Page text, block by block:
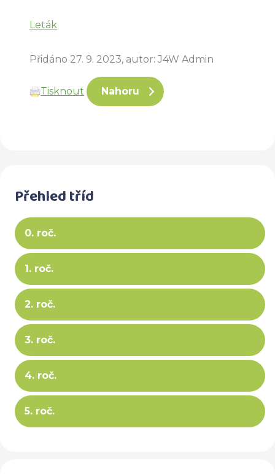
Leták
Přidáno 27. 9. 2023, autor: J4W Admin
Tisknout Nahoru
Přehled tříd
0. roč.
1. roč.
2. roč.
3. roč.
4. roč.
5. roč.